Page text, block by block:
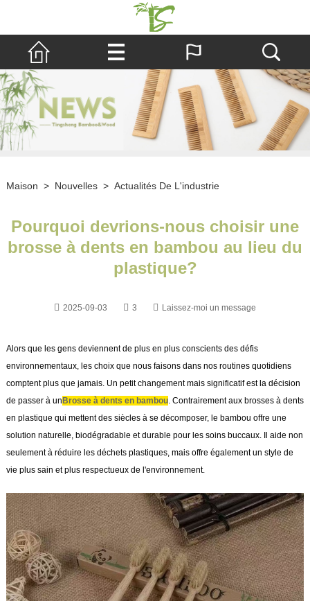
Maison > Nouvelles > Actualités De L'industrie
Pourquoi devrions-nous choisir une
brosse à dents en bambou au lieu du
plastique?
2025-09-03 3 Laissez-moi un message
Alors que les gens deviennent de plus en plus conscients des défis
environnementaux, les choix que nous faisons dans nos routines quotidiens
comptent plus que jamais. Un petit changement mais significatif est la décision
de passer à unBrosse à dents en bambou. Contrairement aux brosses à dents
en plastique qui mettent des siècles à se décomposer, le bambou offre une
solution naturelle, biodégradable et durable pour les soins buccaux. Il aide non
seulement à réduire les déchets plastiques, mais offre également un style de
vie plus sain et plus respectueux de l'environnement.